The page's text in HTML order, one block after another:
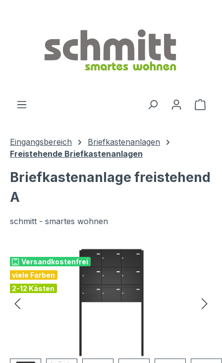
Eingangsbereich
Briefkastenanlagen
Freistehende Briefkastenanlagen
Briefkastenanlage freistehend
A
schmitt - smartes wohnen
Versandkostenfrei
viele Farben
2-12 Kästen